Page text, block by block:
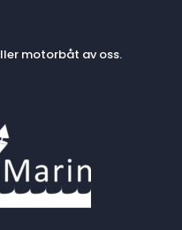
motorbåt av oss.